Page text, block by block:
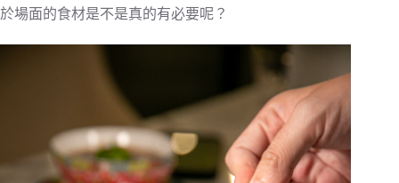
於場面的食材是不是真的有必要呢？